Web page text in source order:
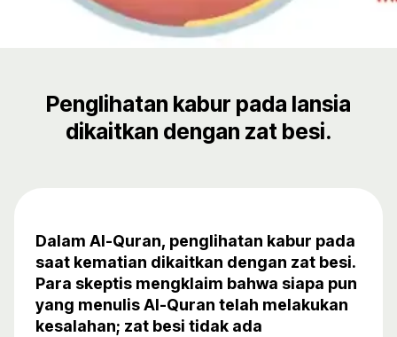
Penglihatan kabur pada lansia
dikaitkan dengan zat besi.
Dalam Al-Quran, penglihatan kabur pada
saat kematian dikaitkan dengan zat besi.
Para skeptis mengklaim bahwa siapa pun
yang menulis Al-Quran telah melakukan
kesalahan; zat besi tidak ada